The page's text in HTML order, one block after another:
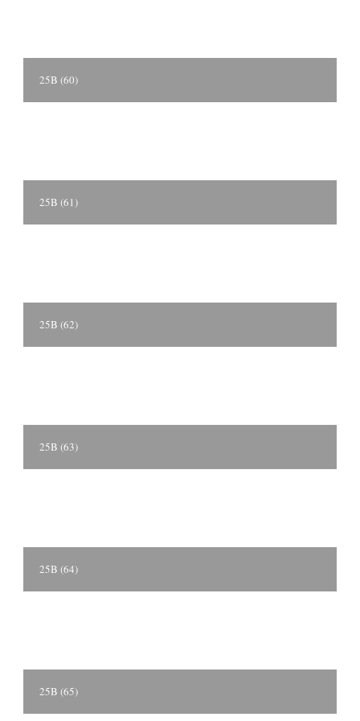
25B (60)
25B (61)
25B (62)
25B (63)
25B (64)
25B (65)